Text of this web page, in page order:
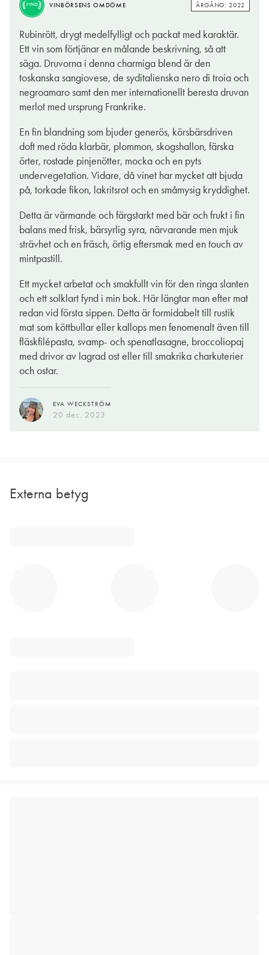
FYND VINBÖRSENS OMDÖME ÅRGÅNG: 2022
Rubinrött, drygt medelfylligt och packat med karaktär.
Ett vin som förtjänar en målande beskrivning, så att
säga. Druvorna i denna charmiga blend är den
toskanska sangiovese, de syditalienska nero di troia och
negroamaro samt den mer internationellt beresta druvan
merlot med ursprung Frankrike.
En fin blandning som bjuder generös, körsbärsdriven
doft med röda klarbär, plommon, skogshallon, färska
örter, rostade pinjenötter, mocka och en pyts
undervegetation. Vidare, då vinet har mycket att bjuda
på, torkade fikon, lakritsrot och en småmysig kryddighet.
Detta är värmande och färgstarkt med bär och frukt i fin
balans med frisk, bärsyrlig syra, närvarande men mjuk
strävhet och en fräsch, örtig eftersmak med en touch av
mintpastill.
Ett mycket arbetat och smakfullt vin för den ringa slanten
och ett solklart fynd i min bok. Här längtar man efter mat
redan vid första sippen. Detta är formidabelt till rustik
mat som köttbullar eller kallops men fenomenalt även till
fläskfilépasta, svamp- och spenatlasagne, broccoliopaj
med drivor av lagrad ost eller till smakrika charkuterier
och ostar.
EVA WECKSTRÖM
20 dec. 2023
Externa betyg